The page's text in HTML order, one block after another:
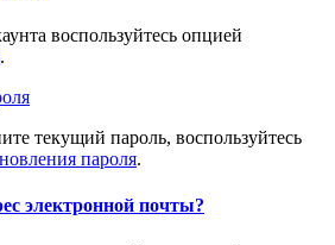
воспользуйтесь опцией
.
текущий пароль, воспользуйтесь
пароля.
электронной почты?